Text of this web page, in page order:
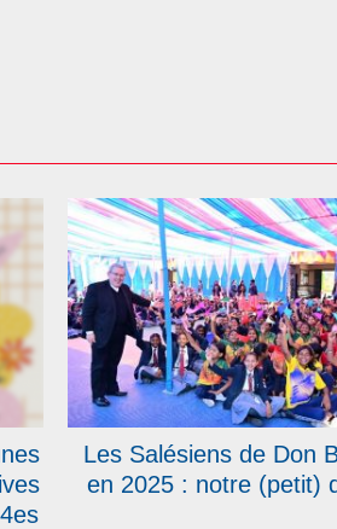
Les Salésiens de Don
en 2025 : notre (petit)